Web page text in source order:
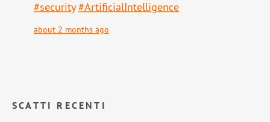
#security #ArtificialIntelligence
about 2 months ago
SCATTI RECENTI